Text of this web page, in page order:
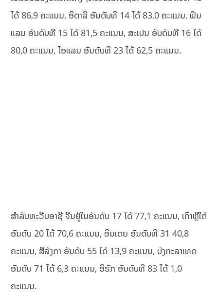
ໄດ້ 86,9 ຄະແນນ, ອິຕາລີ ອັນດັບທີ 14 ໄດ້ 83,0 ຄະແນນ, ຟິນ
ແລນ ອັນດັບທີ 15 ໄດ້ 81,5 ຄະແນນ, ສະເປນ ອັບດັບທີ 16 ໄດ້
80,0 ຄະແນນ, ໄອແລນ ອັນດັບທີ 23 ໄດ້ 62,5 ຄະແນນ.
ສຳລັບທະວີບອາຊີ ຈີນຢູ່ໃນອັນດັບ 17 ໄດ້ 77,1 ຄະແນນ, ເກົາຫຼີໃຕ້
ອັນດັບ 20 ໄດ້ 70,6 ຄະແນນ, ອິນເດຍ ອັນດັບທີ 31 40,8
ຄະແນນ, ສີລັງກາ ອັນດັບ 55 ໄດ້ 13,9 ຄະແນນ, ບັງກະລາເທດ
ອັນດັບ 71 ໄດ້ 6,3 ຄະແນນ, ອີຣັກ ອັນດັບທີ 83 ໄດ້ 1,0
ຄະແນນ.